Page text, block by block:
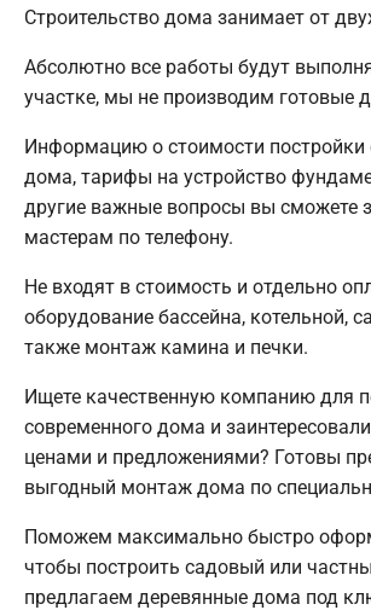
Строительство дома занимает от
Абсолютно все работы будут
участке, мы не производим готовые
Информацию о стоимости постройки
дома, тарифы на устройство
другие важные вопросы вы сможете
мастерам по телефону.
Не входят в стоимость и отдельно
оборудование бассейна, котельной,
также монтаж камина и печки.
Ищете качественную компанию для
современного дома и
ценами и предложениями? Готовы
выгодный монтаж дома по
Поможем максимально быстро
чтобы построить садовый или
предлагаем деревянные дома под